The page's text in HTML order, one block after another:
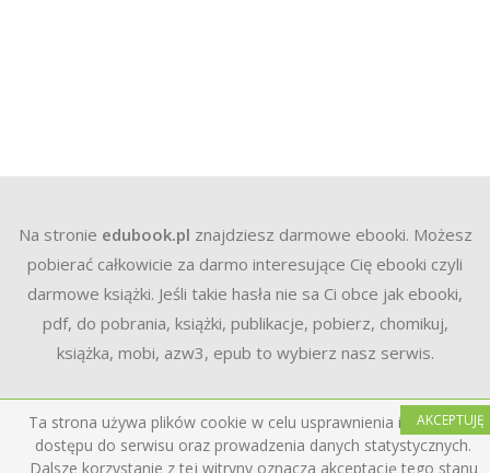
Ta strona używa plików cookie w celu usprawnienia i ułatwienia
dostępu do serwisu oraz prowadzenia danych statystycznych.
Dalsze korzystanie z tej witryny oznacza akceptację tego stanu
AKCEPTUJĘ
Na stronie edubook.pl znajdziesz darmowe ebooki. Możesz
pobierać całkowicie za darmo interesujące Cię ebooki czyli
darmowe książki. Jeśli takie hasła nie sa Ci obce jak ebooki,
pdf, do pobrania, książki, publikacje, pobierz, chomikuj,
książka, mobi, azw3, epub to wybierz nasz serwis.